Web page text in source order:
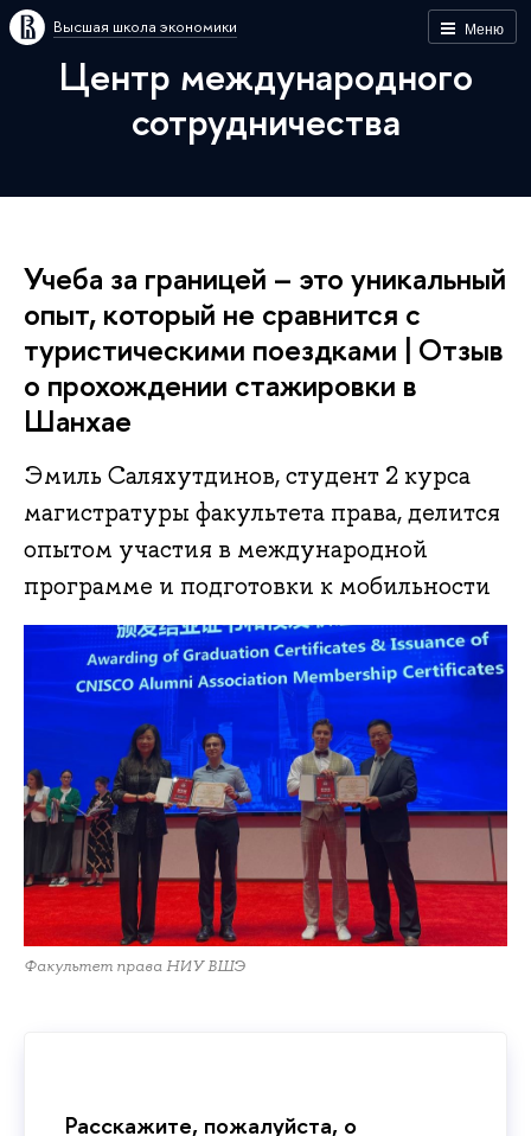
Меню
Высшая школа экономики
Центр международного
сотрудничества
Учеба за границей – это уникальный
опыт, который не сравнится с
туристическими поездками | Отзыв
о прохождении стажировки в
Шанхае
Эмиль Саляхутдинов, студент 2 курса
магистратуры факультета права, делится
опытом участия в международной
программе и подготовки к мобильности
Факультет права НИУ ВШЭ
Расскажите, пожалуйста, о